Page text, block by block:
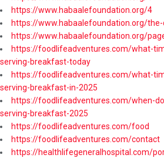
https://www.habaalefoundation.org/4
https://www.habaalefoundation.org/
https://www.habaalefoundation.org/
https://foodlifeadventures.com/what-
serving-breakfast-today
https://foodlifeadventures.com/what-
serving-breakfast-in-2025
https://foodlifeadventures.com/when-
serving-breakfast-2025
https://foodlifeadventures.com/food
https://foodlifeadventures.com/contact
https://healthlifegeneralhospital.com/